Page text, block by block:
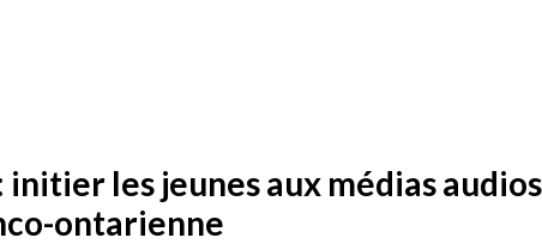
initier les jeunes aux médias
ontarienne